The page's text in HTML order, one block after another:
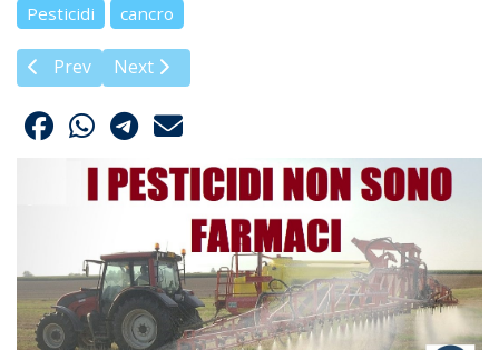
Pesticidi cancro
Previous article: Più vigneti = Più pesticidi
Prev Next article: Lana (BZ): appello per lo Stop ai
Next